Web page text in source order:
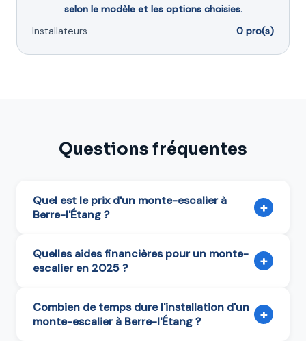
selon le modèle et les options choisies.
Installateurs
0 pro(s)
Questions fréquentes
Quel est le prix d'un monte-escalier à
Berre-l'Étang ?
+
Quelles aides financières pour un monte-
escalier en 2025 ?
+
Combien de temps dure l'installation d'un
monte-escalier à Berre-l'Étang ?
+